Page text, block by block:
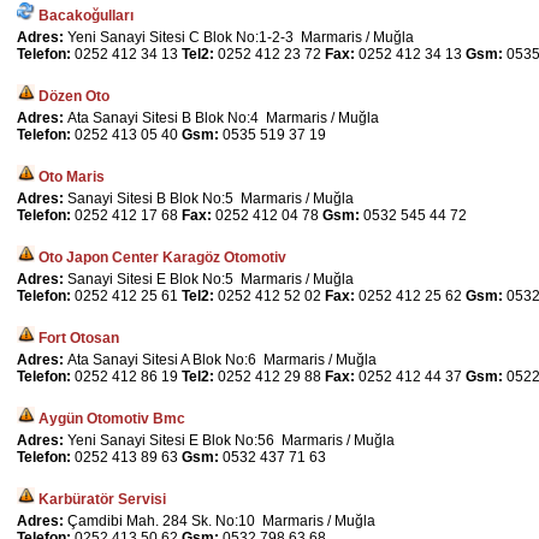
Bacakoğulları
Adres: Yeni Sanayi Sitesi C Blok No:1-2-3 Marmaris / Muğla
Telefon: 0252 412 34 13 Tel2: 0252 412 23 72 Fax: 0252 412 34 13 Gsm:
Dözen Oto
Adres: Ata Sanayi Sitesi B Blok No:4 Marmaris / Muğla
Telefon: 0252 413 05 40 Gsm: 0535 519 37 19
Oto Maris
Adres: Sanayi Sitesi B Blok No:5 Marmaris / Muğla
Telefon: 0252 412 17 68 Fax: 0252 412 04 78 Gsm: 0532 545 44 72
Oto Japon Center Karagöz Otomotiv
Adres: Sanayi Sitesi E Blok No:5 Marmaris / Muğla
Telefon: 0252 412 25 61 Tel2: 0252 412 52 02 Fax: 0252 412 25 62 Gsm:
Fort Otosan
Adres: Ata Sanayi Sitesi A Blok No:6 Marmaris / Muğla
Telefon: 0252 412 86 19 Tel2: 0252 412 29 88 Fax: 0252 412 44 37 Gsm:
Aygün Otomotiv Bmc
Adres: Yeni Sanayi Sitesi E Blok No:56 Marmaris / Muğla
Telefon: 0252 413 89 63 Gsm: 0532 437 71 63
Karbüratör Servisi
Adres: Çamdibi Mah. 284 Sk. No:10 Marmaris / Muğla